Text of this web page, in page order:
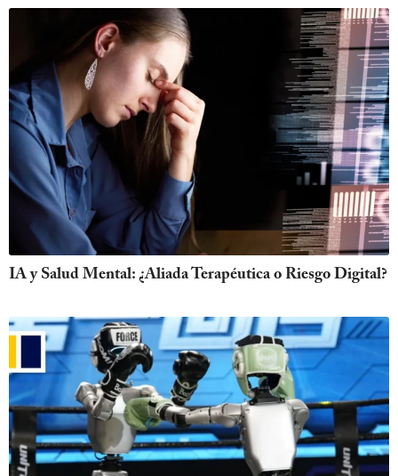
IA y Salud Mental: ¿Aliada Terapéutica o Riesgo Digital?